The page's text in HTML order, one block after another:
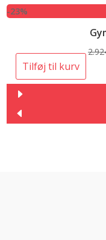
-23%
Tilføj til kurv